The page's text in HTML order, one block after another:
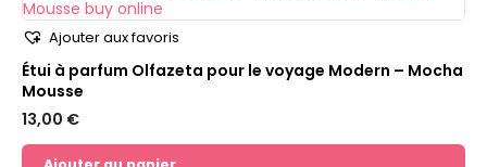
Ajouter aux favoris
Étui à parfum Olfazeta pour le voyage Modern – Mocha
Mousse
13,00 €